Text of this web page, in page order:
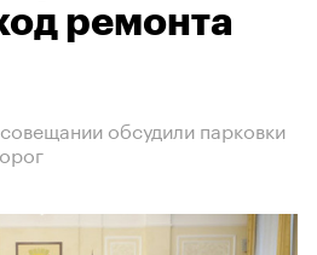
ремонта
обсудили парковки